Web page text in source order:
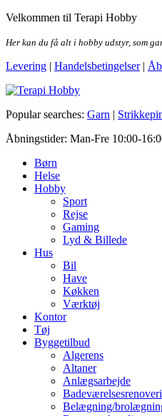
Skip
the
Velkommen til Terapi Hobby
Her kan du få alt i hobby udstyr, som
Levering | Handelsbetingelser|
Terapi Hobby
Popular searches: Garn |
Åbningstider: Man-Fre 10:00-
Børn
Helse
Hobby
Sport
Rejse
Gaming
Lyd & Billede
Hus
Bil
Have
Køkken
Værktøj
Kontor
Tøj
Byggetilbud
Algerens
Altaner
Anlægsarbejde
Belægning/